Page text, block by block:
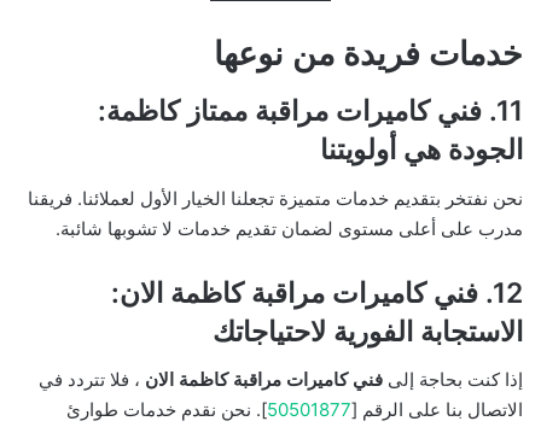
خدمات فريدة من نوعها
11. فني كاميرات مراقبة ممتاز كاظمة:
الجودة هي أولويتنا
نحن نفتخر بتقديم خدمات متميزة تجعلنا الخيار الأول لعملائنا. فريقنا
مدرب على أعلى مستوى لضمان تقديم خدمات لا تشوبها شائبة.
12. فني كاميرات مراقبة كاظمة الان:
الاستجابة الفورية لاحتياجاتك
إذا كنت بحاجة إلى فني كاميرات مراقبة كاظمة الان ، فلا تتردد في
الاتصال بنا على الرقم [50501877]. نحن نقدم خدمات طوارئ